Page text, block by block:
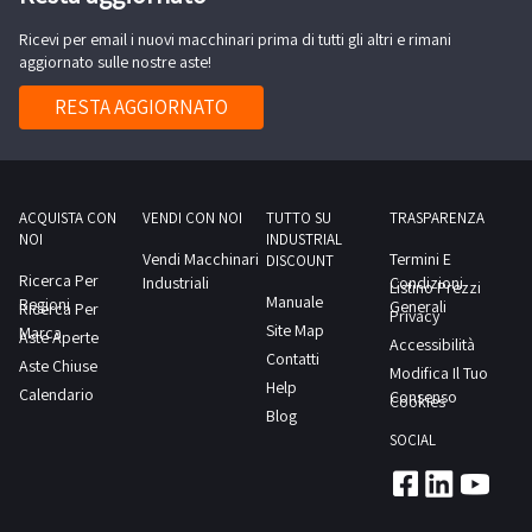
semilavorati
di
accessori
per
serramenti
quali
maniglie,
rondelle,
Ricevi per email i nuovi macchinari prima di tutti gli altri e rimani
aggiornato sulle nostre aste!
RESTA AGGIORNATO
ACQUISTA CON
NOI
Ricerca Per
Regioni
Ricerca Per
Marca
Aste Aperte
Aste Chiuse
Calendario
VENDI CON NOI
Vendi Macchinari
Industriali
TUTTO SU
INDUSTRIAL
DISCOUNT
Manuale
Site Map
Contatti
Help
Blog
TRASPARENZA
Termini E
Condizioni
Generali
Listino Prezzi
Privacy
Accessibilità
Modifica Il Tuo
Consenso
Cookies
SOCIAL